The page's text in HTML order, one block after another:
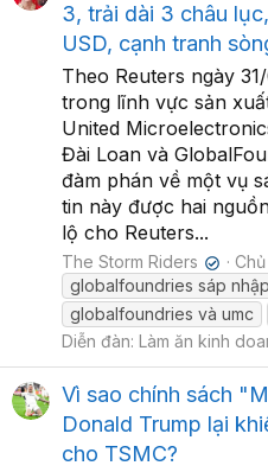
3, trải dài 3 châu
USD, cạnh tranh
Theo Reuters ngày
trong lĩnh vực sản
United
Đài Loan và
đàm phán về một vụ
tin này được hai
lộ cho Reuters...
The Storm Riders ✔
globalfoundries sáp
globalfoundries và umc
Diễn đàn: Làm ăn kinh
Vì sao chính sách
Donald Trump lại
cho TSMC?